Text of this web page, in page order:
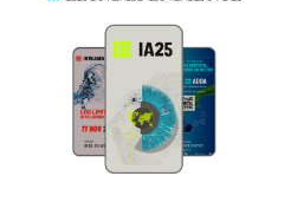
Quiénes somos
Especificaciones